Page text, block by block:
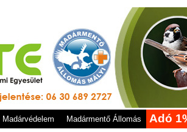
Madárvédelem Madármentő Állomás Adó